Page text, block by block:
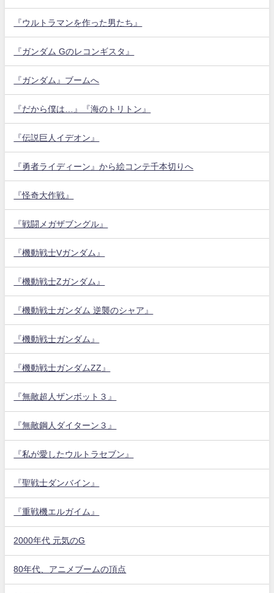
『ウルトラマンを作った男たち』
『ガンダム Gのレコンギスタ』
『ガンダム』ブームへ
『だから僕は…』『海のトリトン』
『伝説巨人イデオン』
『勇者ライディーン』から絵コンテ千本切りへ
『怪奇大作戦』
『戦闘メガザブングル』
『機動戦士Vガンダム』
『機動戦士Zガンダム』
『機動戦士ガンダム 逆襲のシャア』
『機動戦士ガンダム』
『機動戦士ガンダムZZ』
『無敵超人ザンボット３』
『無敵鋼人ダイターン３』
『私が愛したウルトラセブン』
『聖戦士ダンバイン』
『重戦機エルガイム』
2000年代 元気のG
80年代、アニメブームの頂点